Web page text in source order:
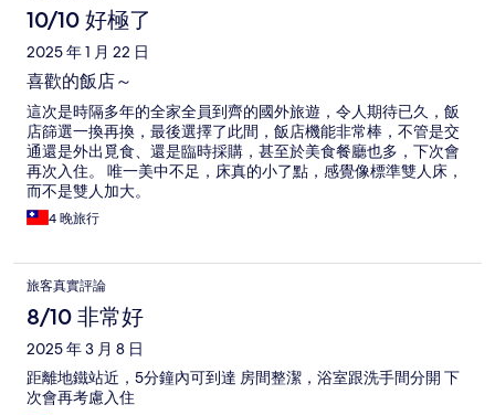
10/10 好極了
2025 年 1 月 22 日
喜歡的飯店～
這次是時隔多年的全家全員到齊的國外旅遊，令人期待已久，飯
店篩選一換再換，最後選擇了此間，飯店機能非常棒，不管是交
通還是外出覓食、還是臨時採購，甚至於美食餐廳也多，下次會
再次入住。 唯一美中不足，床真的小了點，感覺像標準雙人床，
而不是雙人加大。
4 晚旅行
旅客真實評論
8/10 非常好
2025 年 3 月 8 日
距離地鐵站近，5分鐘內可到達 房間整潔，浴室跟洗手間分開 下
次會再考慮入住